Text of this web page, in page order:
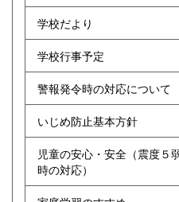
学校だより
学校行事予定
警報発令時の対応について
いじめ防止基本方針
児童の安心・安全（震度５
時の対応）